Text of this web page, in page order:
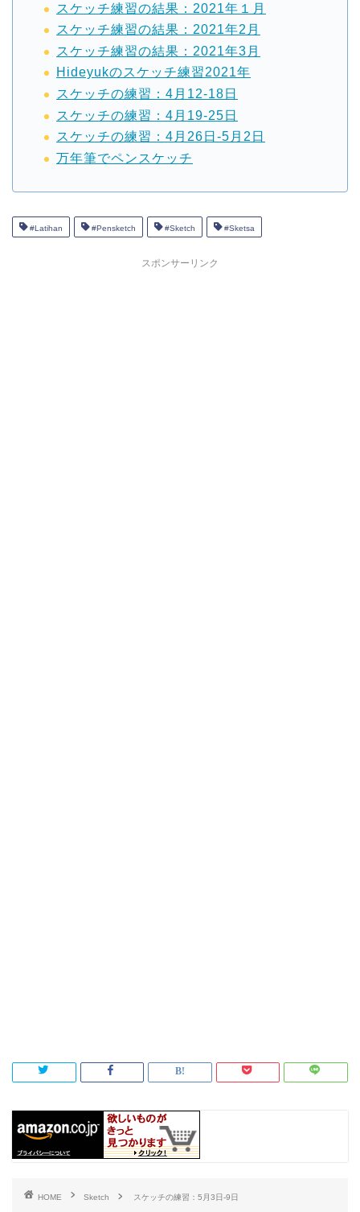
スケッチ練習の結果：2021年１月
スケッチ練習の結果：2021年2月
スケッチ練習の結果：2021年3月
Hideyukのスケッチ練習2021年
スケッチの練習：4月12-18日
スケッチの練習：4月19-25日
スケッチの練習：4月26日-5月2日
万年筆でペンスケッチ
#Latihan #Pensketch #Sketch #Sketsa
スポンサーリンク
HOME Sketch スケッチの練習：5月3日-9日